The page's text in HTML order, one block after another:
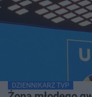
DZIENNIKARZ TVP